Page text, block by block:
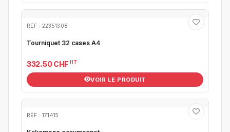
RÉF : 22351308
Tourniquet 32 cases A4
332.50 CHF HT
VOIR LE PRODUIT
RÉF : 171415